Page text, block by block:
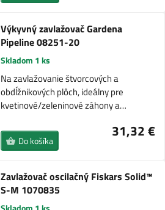
Výkyvný zavlažovač Gardena
Pipeline 08251-20
Skladom 1 ks
Na zavlažovanie štvorcových a
obdĺžnikových plôch, ideálny pre
kvetinové/zeleninové záhony a…
31,32 €
Do košíka
Zavlažovač oscilačný Fiskars Solid™
S-M 1070835